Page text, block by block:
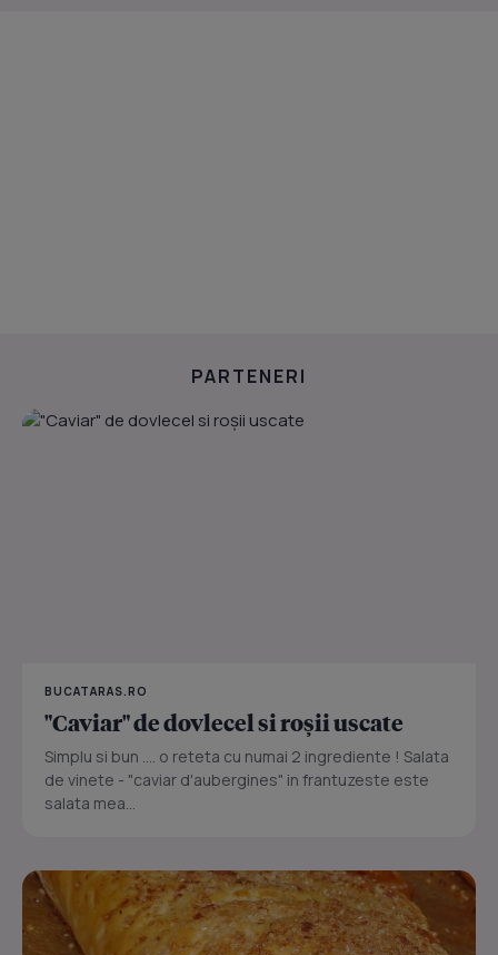
PARTENERI
BUCATARAS.RO
"Caviar" de dovlecel si roșii uscate
Simplu si bun .... o reteta cu numai 2 ingrediente ! Salata
de vinete - "caviar d'aubergines" in frantuzeste este
salata mea...